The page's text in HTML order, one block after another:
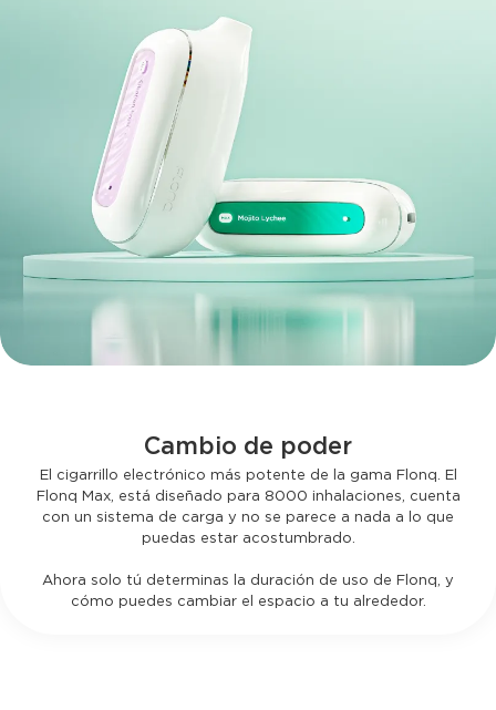
Cambio de poder
El cigarrillo electrónico más potente de la gama Flonq. El
Flonq Max, está diseñado para 8000 inhalaciones, cuenta
con un sistema de carga y no se parece a nada a lo que
puedas estar acostumbrado.
Ahora solo tú determinas la duración de uso de Flonq, y
cómo puedes cambiar el espacio a tu alrededor.